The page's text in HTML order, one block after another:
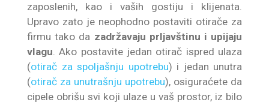
zaposlenih, kao i vaših gostiju i klijenata.
Upravo zato je neophodno postaviti otirače za
firmu tako da zadržavaju prljavštinu i upijaju
vlagu. Ako postavite jedan otirač ispred ulaza
(otirač za spoljašnju upotrebu) i jedan unutra
(otirač za unutrašnju upotrebu), osiguraćete da
cipele obrišu svi koji ulaze u vaš prostor, iz bilo